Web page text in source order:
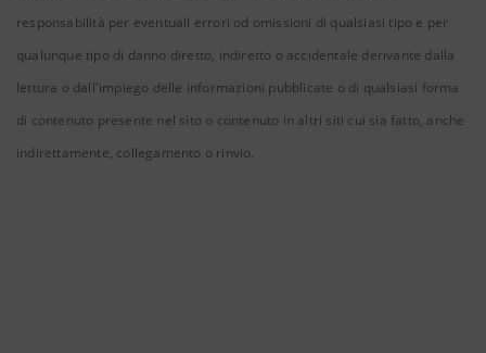
responsabilità per eventuali errori od omissioni di qualsiasi tipo e per
qualunque tipo di danno diretto, indiretto o accidentale derivante dalla
lettura o dall'impiego delle informazioni pubblicate o di qualsiasi forma
di contenuto presente nel sito o contenuto in altri siti cui sia fatto, anche
indirettamente, collegamento o rinvio.